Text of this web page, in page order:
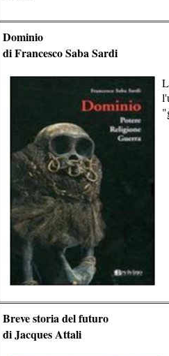
Dominio
diFrancesco Saba Sardi
Breve storia del futuro
di JacquesAttali